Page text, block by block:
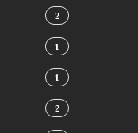
2
1
1
2